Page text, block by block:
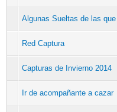
Algunas Sueltas de las
Red Captura
Capturas de Invierno 2014
Ir de acompañante a cazar